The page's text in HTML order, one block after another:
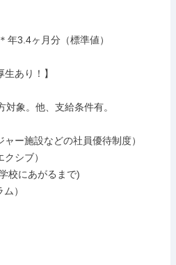
3.4ヶ月分（標準値）
あり！】
ー施設などの社員優待制度）
シブ）
校にあがるまで)
）